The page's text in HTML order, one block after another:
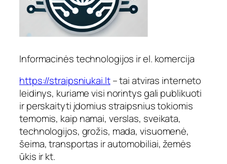
Informacinės technologijos ir el. komercija
https://straipsniukai.lt– tai atviras interneto
leidinys, kuriame visi norintys gali publikuoti
ir perskaityti įdomius straipsnius tokiomis
temomis, kaip namai, verslas, sveikata,
technologijos, grožis, mada, visuomenė,
šeima, transportas ir automobiliai, žemės
ūkis ir kt.